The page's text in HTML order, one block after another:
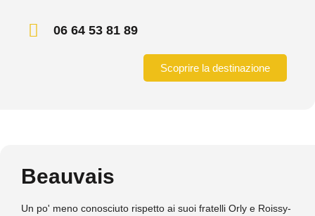
06 64 53 81 89
Scoprire la destinazione
Beauvais
Un po' meno conosciuto rispetto ai suoi fratelli Orly e Roissy-